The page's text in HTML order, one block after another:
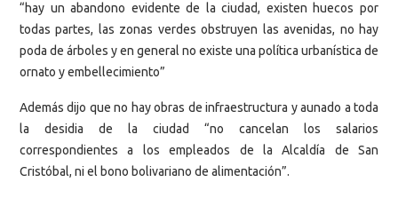
“hay un abandono evidente de la ciudad, existen huecos por
todas partes, las zonas verdes obstruyen las avenidas, no hay
poda de árboles y en general no existe una política urbanística de
ornato y embellecimiento”
Además dijo que no hay obras de infraestructura y aunado a toda
la desidia de la ciudad “no cancelan los salarios
correspondientes a los empleados de la Alcaldía de San
Cristóbal, ni el bono bolivariano de alimentación”.